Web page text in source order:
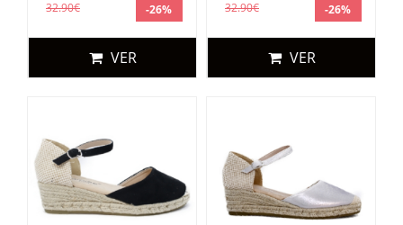
32.90€ -26%
VER
32.90€ -26%
VER